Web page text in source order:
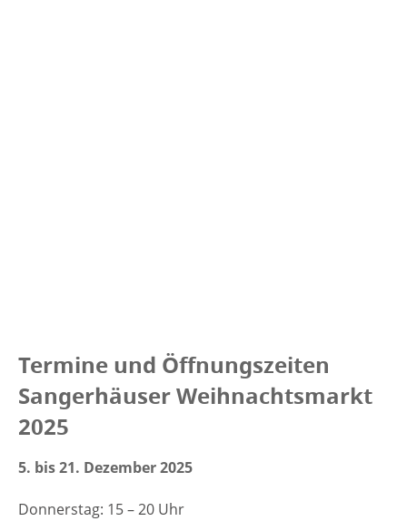
Termine und Öffnungszeiten
Sangerhäuser Weihnachtsmarkt
2025
5. bis 21. Dezember 2025
Donnerstag: 15 – 20 Uhr